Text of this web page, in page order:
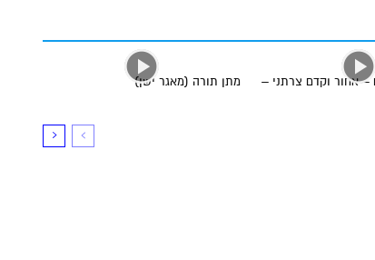
מתן תורה (מאגר ישן)
– אחור וקדם צרתני –